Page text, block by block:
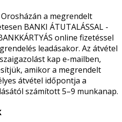
a megrendelt
BANKI ÁTUTALÁSSAL -
online fizetéssel
leadásakor. Az átvétel
kap e-mailben,
amikor a megrendelt
átvétel időpontja a
számított 5–9 munkanap.